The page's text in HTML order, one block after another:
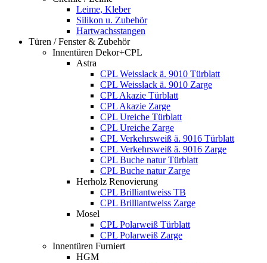
Leime, Kleber
Silikon u. Zubehör
Hartwachsstangen
Türen / Fenster & Zubehör
Innentüren Dekor+CPL
Astra
CPL Weisslack ä. 9010 Türblatt
CPL Weisslack ä. 9010 Zarge
CPL Akazie Türblatt
CPL Akazie Zarge
CPL Ureiche Türblatt
CPL Ureiche Zarge
CPL Verkehrsweiß ä. 9016 Türblatt
CPL Verkehrsweiß ä. 9016 Zarge
CPL Buche natur Türblatt
CPL Buche natur Zarge
Herholz Renovierung
CPL Brilliantweiss TB
CPL Brilliantweiss Zarge
Mosel
CPL Polarweiß Türblatt
CPL Polarweiß Zarge
Innentüren Furniert
HGM